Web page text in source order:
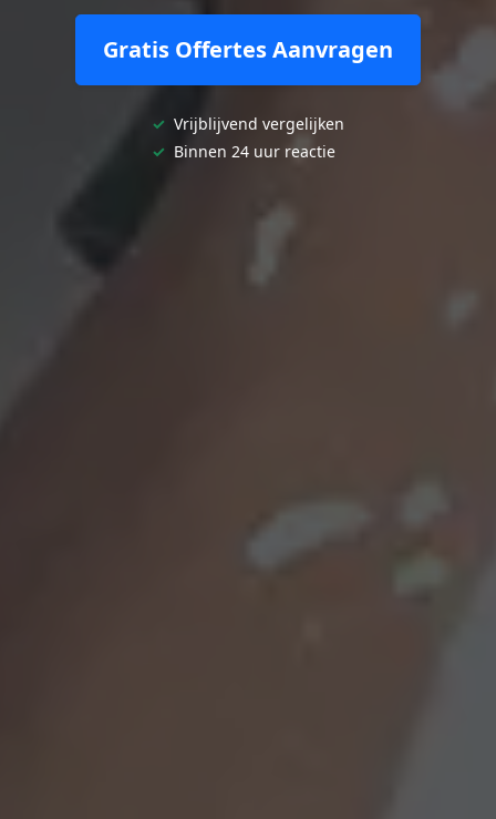
Gratis Offertes Aanvragen
✓ Vrijblijvend vergelijken
✓ Binnen 24 uur reactie